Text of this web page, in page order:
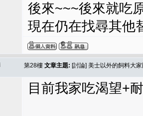
後來~~~後來就吃
現在仍在找尋其他
第28樓 文章主題: [討論] 美士以外的飼料大
目前我家吃渴望+